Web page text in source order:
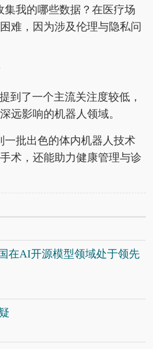
集我的哪些数据？在医疗场
难，因为涉及伦理与隐私问
到了一个主流关注度较低，
远影响的机器人领域。
一批出色的体内机器人技术
术，还能助力健康管理与诊
在AI开源模型领域处于领先